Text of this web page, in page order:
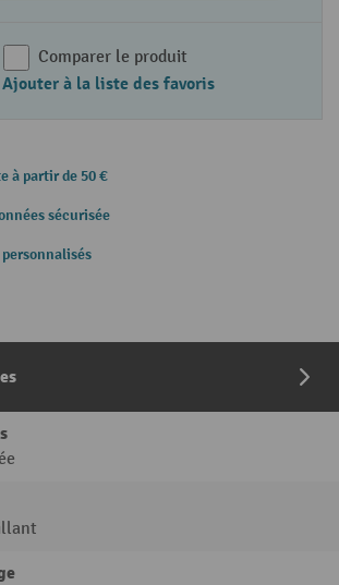
Comparer le produit
Ajouter à la liste des favoris
à partir de 50 €
sécurisée